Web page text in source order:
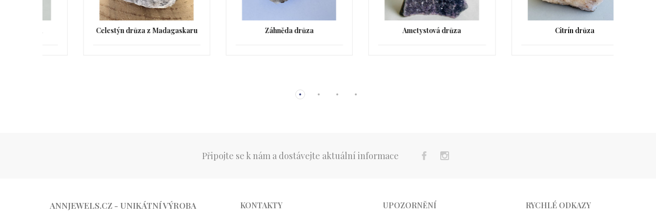
Celestýn drůza z Madagaskaru Záhněda drůza Ametystová drůza Citrín drůza
Připojte se k nám a dostávejte aktuální informace
ANNJEWELS.CZ - UNIKÁTNÍ VÝROBA KONTAKTY UPOZORNĚNÍ RYCHLÉ ODKAZY